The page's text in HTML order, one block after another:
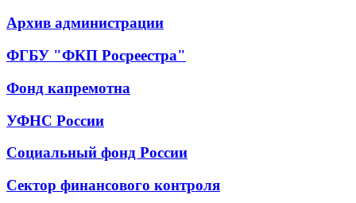
Архив администрации
ФГБУ "ФКП Росреестра"
Фонд капремотна
УФНС России
Социальный фонд России
Сектор финансового контроля